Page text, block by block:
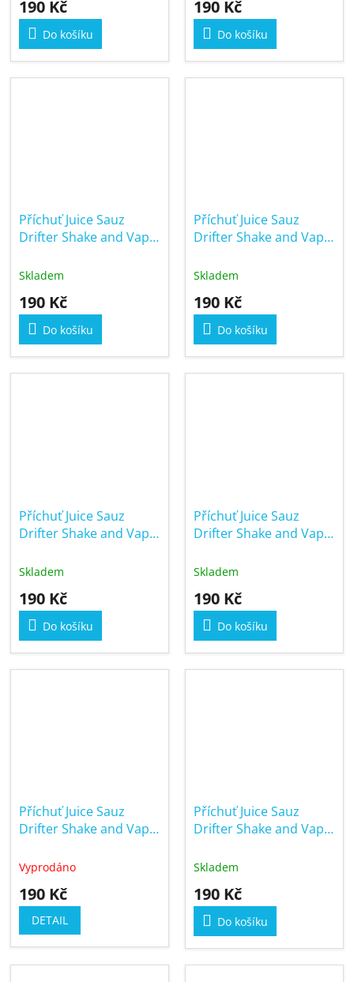
190 Kč
Do košíku
190 Kč
Do košíku
Příchuť Juice Sauz
Drifter Shake and Vape
Skladem
190 Kč
Do košíku
Příchuť Juice Sauz
Drifter Shake and Vape
Ice
Skladem
190 Kč
Do košíku
Příchuť Juice Sauz
Drifter Shake and Vape
Banana Ice
Skladem
190 Kč
Do košíku
Příchuť Juice Sauz
Drifter Shake and Vape
Skladem
190 Kč
Do košíku
Příchuť Juice Sauz
Drifter Shake and Vape
Raspberry Cherry
Vyprodáno
190 Kč
DETAIL
Příchuť Juice Sauz
Drifter Shake and Vape
Ice
Skladem
190 Kč
Do košíku